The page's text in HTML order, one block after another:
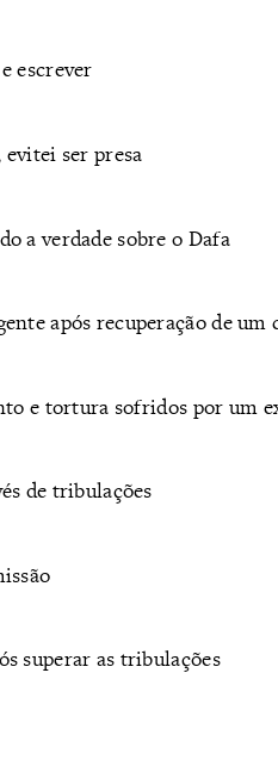
escrever
ser presa
a verdade sobre o Dafa
após recuperação de um
e tortura sofridos por um
de tribulações
superar as tribulações